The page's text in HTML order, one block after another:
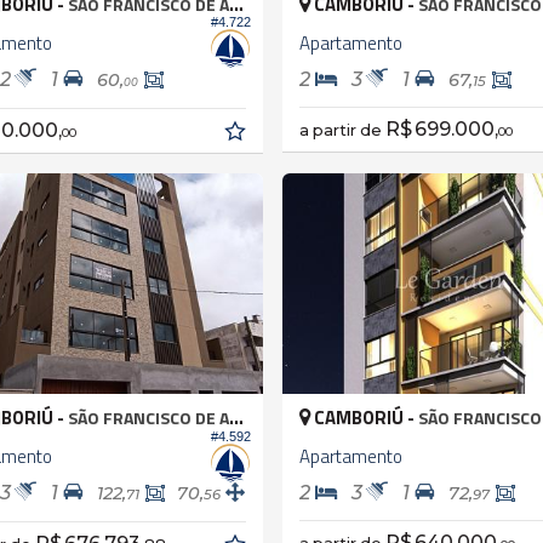
#4.722
2 1 60,00
00
Apartamento
2 3 1 67,15
a partir de R$ 699.000,00
#4.592
- SÃO FRANCISCO DE ASSIS
3 1 122,71 70,56
CAMBORIÚ - SÃO FRANCISCO
Apartamento
2 3 1 72,97